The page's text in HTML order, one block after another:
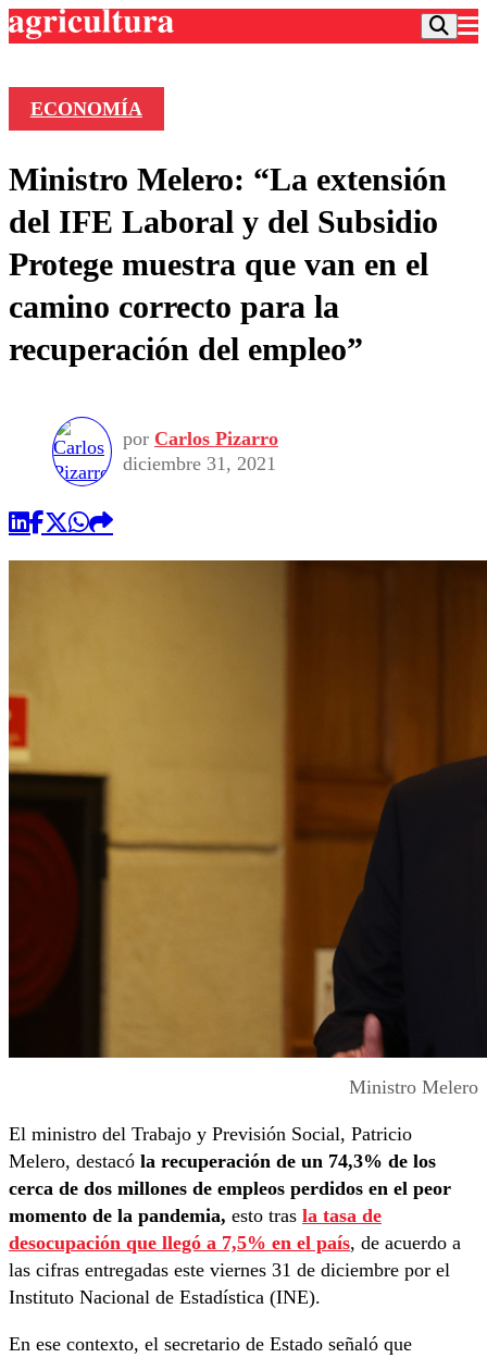
Frecuencias
Agricultura TV
Deportes
Colo Colo
Motor
Otros Deportes
Seleccion Chilena
Universidad Católica
Universidad de Chile
Entretención
Dato Practico
Economía
Política
Sustentabilidad
Vida Social
Publicaciones en medios
Comercial
ECONOMÍA
Ministro Melero: “La extensión
del IFE Laboral y del Subsidio
Protege muestra que van en el
camino correcto para la
recuperación del empleo”
por Carlos Pizarro
diciembre 31, 2021
Ministro Melero
El ministro del Trabajo y Previsión Social, Patricio
Melero, destacó la recuperación de un 74,3% de los
cerca de dos millones de empleos perdidos en el peor
momento de la pandemia, esto tras la tasa de
desocupación que llegó a 7,5% en el país, de acuerdo a
las cifras entregadas este viernes 31 de diciembre por el
Instituto Nacional de Estadística (INE).
En ese contexto, el secretario de Estado señaló que